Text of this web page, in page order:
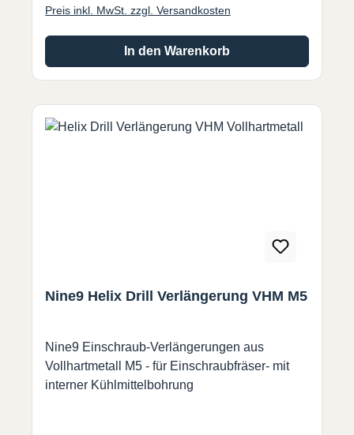
Preis inkl. MwSt. zzgl. Versandkosten
In den Warenkorb
Nine9 Helix Drill Verlängerung VHM M5
Nine9 Einschraub-Verlängerungen aus
Vollhartmetall M5 - für Einschraubfräser- mit
interner Kühlmittelbohrung